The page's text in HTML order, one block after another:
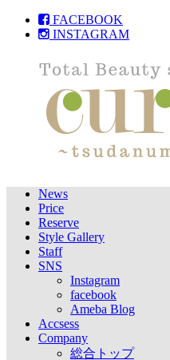
FACEBOOK
INSTAGRAM
News
Price
Reserve
Style Gallery
Staff
SNS
Instagram
facebook
Ameba Blog
Accsess
Company
総合トップ